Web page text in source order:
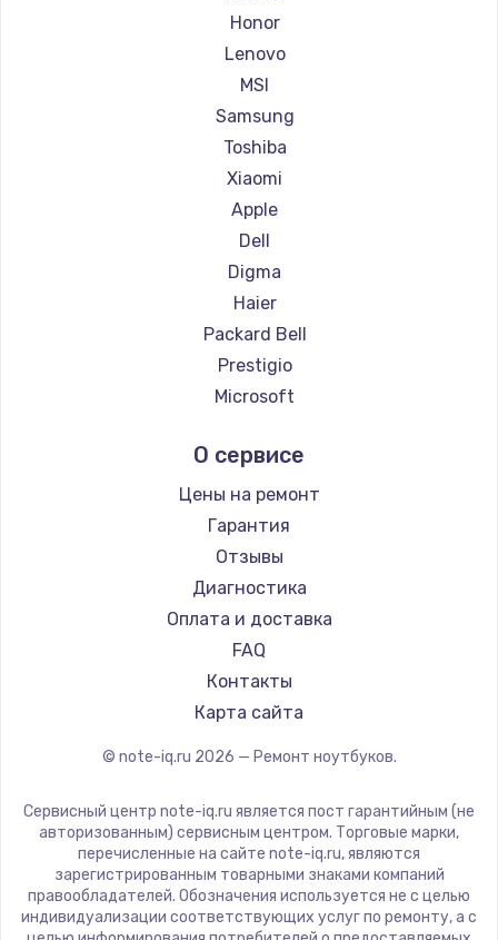
Ремонт ноутбуков Getac
Ремонт ноутбуков Epson
Ремонт ноутбуков Philips
Ремонт ноутбуков LG
Ремонт ноутбуков Panasonic
Ремонт ноутбуков Irbis
Ремонт ноутбуков Thunderobot
Ремонт ноутбуков Hasee
Ремонт ноутбуков ZTE
Ремонт ноутбуков Hiper
Ремонт ноутбуков Evga
Ремонт ноутбуков Google
Ремонт ноутбуков Echips
Ремонт ноутбуков Predator
Ремонт ноутбуков iru
Ремонт ноутбуков Machenike
Ремонт ноутбуков DEXP
Ремонт ноутбуков Teclast
Ремонт ноутбуков CHUWI
Ремонт ноутбуков Colorful
Honor
Lenovo
MSI
Samsung
Toshiba
Xiaomi
Apple
Dell
Digma
Haier
Packard Bell
Prestigio
Microsoft
Aquarius
Gigabyte
Aorus
Maibenben
Getac
Epson
Philips
LG
Panasonic
ZTE
Hiper
Evga
Google
О сервисе
Цены на ремонт
Гарантия
Отзывы
Диагностика
Оплата и доставка
FAQ
Контакты
Карта сайта
© note-iq.ru 2026 — Ремонт ноутбуков.
Сервисный центр note-iq.ru является пост гарантийным (не
авторизованным) сервисным центром. Торговые марки,
перечисленные на сайте note-iq.ru, являются
зарегистрированным товарными знаками компаний
правообладателей. Обозначения используется не с целью
индивидуализации соответствующих услуг по ремонту, а с